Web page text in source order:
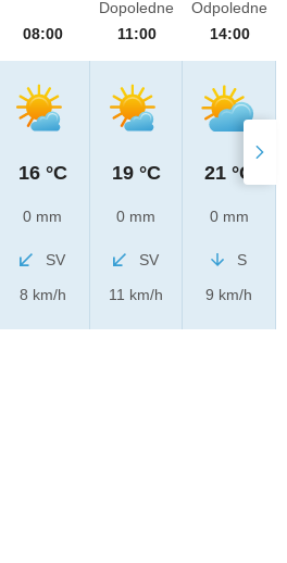
08:00
16 °C
0 mm
SV
8 km/h
Dopoledne
11:00
19 °C
0 mm
SV
11 km/h
Odpoledne
14:00
21 °C
0 mm
S
9 km/h